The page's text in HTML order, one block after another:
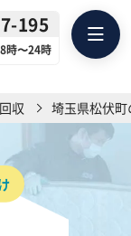
195
時〜24時
収 埼玉県松伏